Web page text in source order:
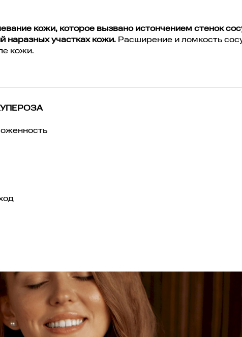
кожи, которое вызвано истончением стенок
наразных участках кожи. Расширение и ломкость
кожи.